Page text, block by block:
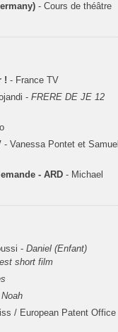
- Cours de théâtre
! - France TV
-FRERE DE JE 12
- Vanessa Pontet et Samuel
- ARD - Michael
-Daniel (Enfant)
short film
Noah
/ European Patent Office